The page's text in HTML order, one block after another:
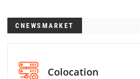
CNEWSMARKET
Colocation